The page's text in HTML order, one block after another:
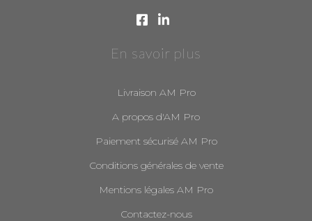
En savoir plus
Livraison AM Pro
A propos d'AM Pro
Paiement sécurisé AM Pro
Conditions générales de vente
Mentions légales AM Pro
Contactez-nous